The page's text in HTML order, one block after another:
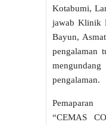
Kotabumi,
jawab Klinik
Bayun,
pengalaman
pengalaman.
“CEMAS